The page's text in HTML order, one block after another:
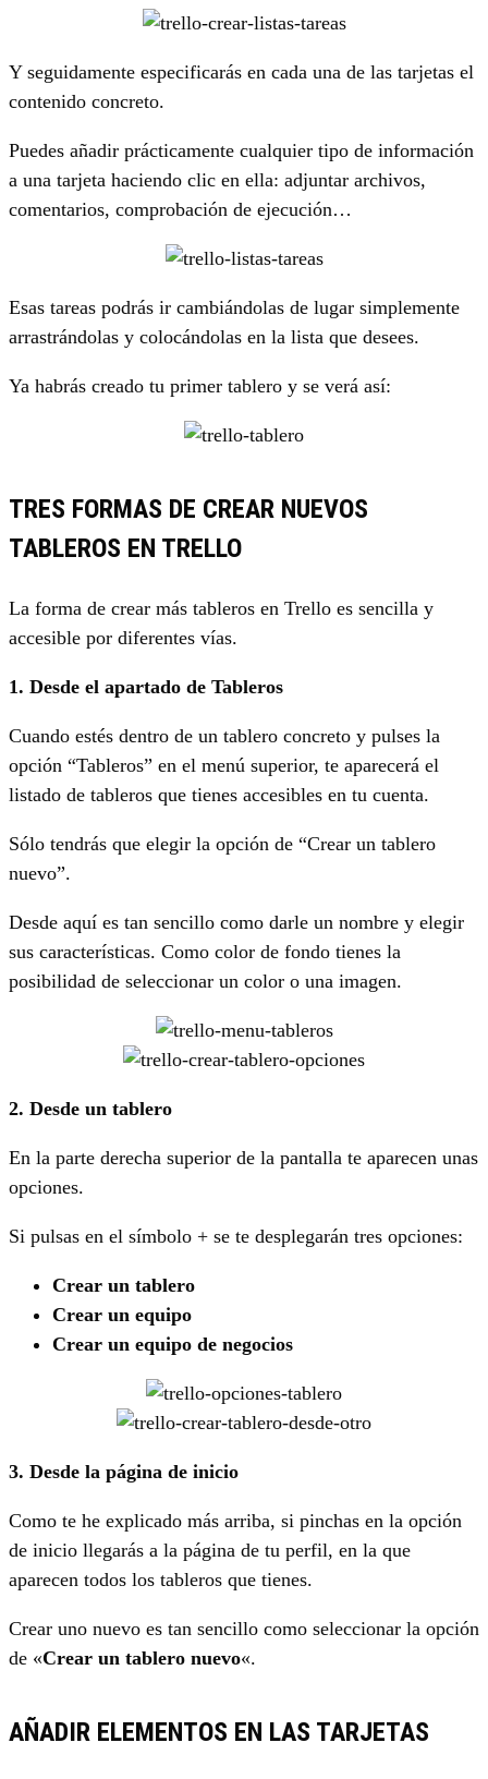
Y seguidamente especificarás en cada una de las tarjetas el
contenido concreto.
Puedes añadir prácticamente cualquier tipo de información
a una tarjeta haciendo clic en ella: adjuntar archivos,
comentarios, comprobación de ejecución…
Esas tareas podrás ir cambiándolas de lugar simplemente
arrastrándolas y colocándolas en la lista que desees.
Ya habrás creado tu primer tablero y se verá así:
TRES FORMAS DE CREAR NUEVOS
TABLEROS EN TRELLO
La forma de crear más tableros en Trello es sencilla y
accesible por diferentes vías.
1. Desde el apartado de Tableros
Cuando estés dentro de un tablero concreto y pulses la
opción “Tableros” en el menú superior, te aparecerá el
listado de tableros que tienes accesibles en tu cuenta.
Sólo tendrás que elegir la opción de “Crear un tablero
nuevo”.
Desde aquí es tan sencillo como darle un nombre y elegir
sus características. Como color de fondo tienes la
posibilidad de seleccionar un color o una imagen.
2. Desde un tablero
En la parte derecha superior de la pantalla te aparecen unas
opciones.
Si pulsas en el símbolo + se te desplegarán tres opciones:
Crear un tablero
Crear un equipo
Crear un equipo de negocios
3. Desde la página de inicio
Como te he explicado más arriba, si pinchas en la opción
de inicio llegarás a la página de tu perfil, en la que
aparecen todos los tableros que tienes.
Crear uno nuevo es tan sencillo como seleccionar la opción
de «Crear un tablero nuevo«.
AÑADIR ELEMENTOS EN LAS TARJETAS